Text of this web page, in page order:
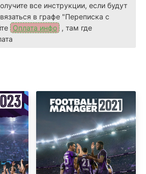
все инструкции, если будут
в графе "Переписка с
Оплата инфо , там где